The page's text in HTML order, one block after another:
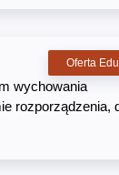
wychowania
rozporządzenia,
Oferta